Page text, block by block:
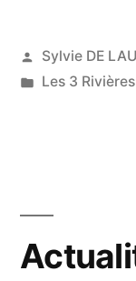
Publié
par
Sylvie DE
Publié
Les 3